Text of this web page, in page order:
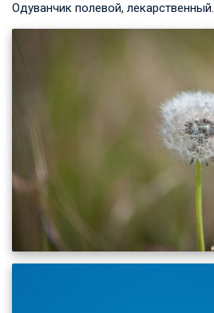
Одуванчик полевой, лекарственный.